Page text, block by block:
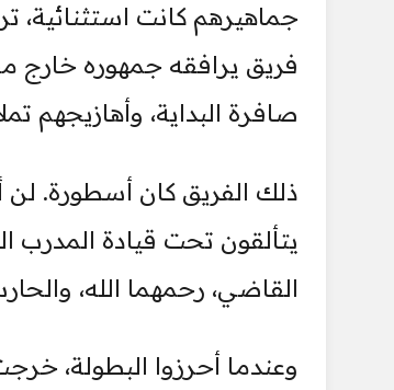
جماهيرهم كانت استثنائية،
فريق يرافقه جمهوره خارج
صافرة البداية، وأهازيجهم
ذلك الفريق كان أسطورة. لن
يتألقون تحت قيادة المدرب
القاضي، رحمهما الله،
وعندما أحرزوا البطولة،